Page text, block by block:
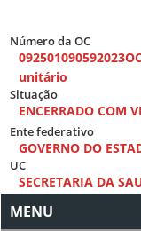
Número da OC
unitário
Situação
ENCERRADO COM
Ente federativo
GOVERNO DO
UC
SECRETARIA DA